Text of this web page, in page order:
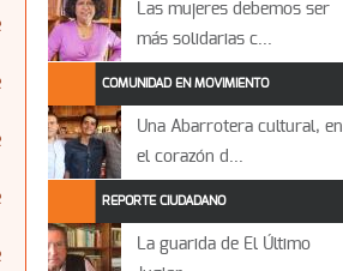
Las mujeres debemos ser
más solidarias c...
COMUNIDAD EN MOVIMIENTO
Una Abarrotera cultural, en
el corazón d...
REPORTE CIUDADANO
La guarida de El Último